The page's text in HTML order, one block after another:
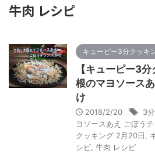
牛肉 レシピ
キューピー3分クッキ
【キューピー3
根のマヨソース
け
2018/2/20
3
ヨソースあえ ごぼう
クッキング 2月20日
シピ 牛肉 レシピ